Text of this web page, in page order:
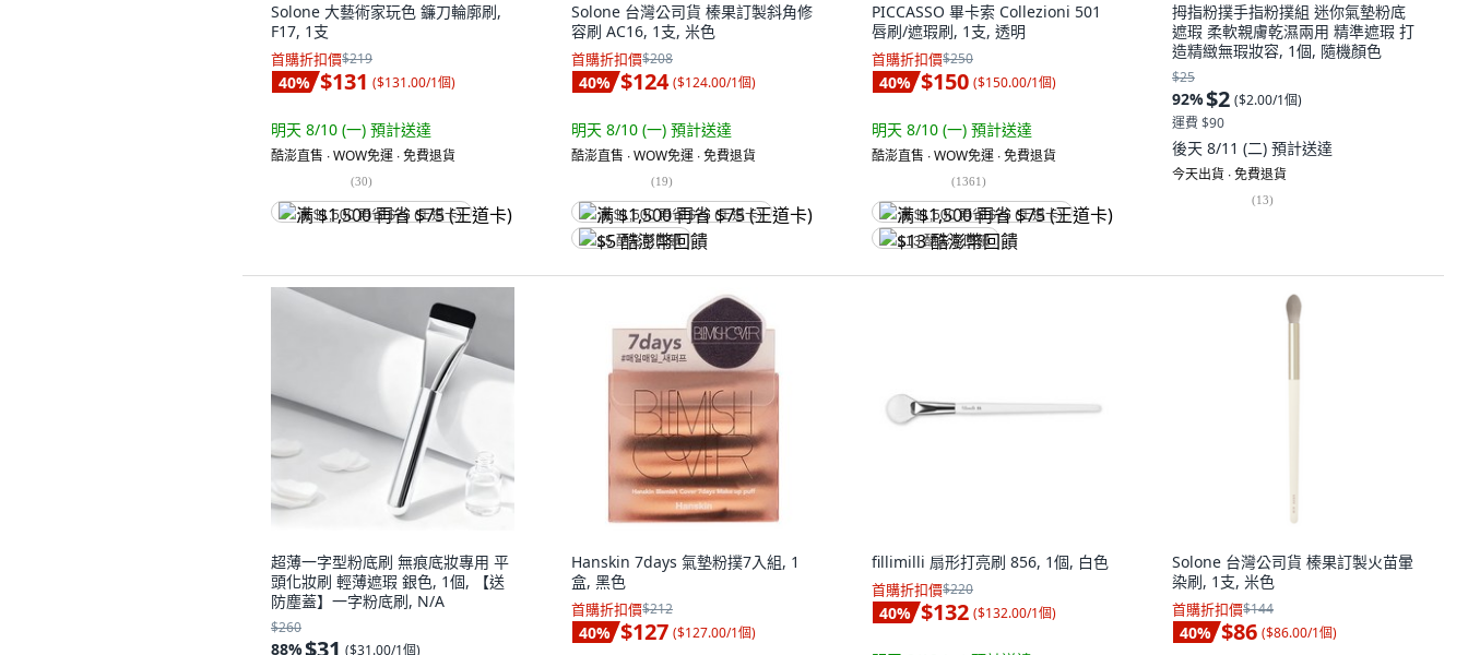
Solone 大藝術家玩色 鐮刀輪廓刷,
F17, 1支
首購折扣價$219
40% $131 ($131.00/1個)
明天 8/10 (一) 預計送達
酷澎直售 ∙ WOW免運 ∙ 免費退貨
(30)
满 $1,500 再省 $75 (王道卡)
Solone 台灣公司貨 榛果訂製斜角修
容刷 AC16, 1支, 米色
首購折扣價$208
40% $124 ($124.00/1個)
明天 8/10 (一) 預計送達
酷澎直售 ∙ WOW免運 ∙ 免費退貨
(19)
满 $1,500 再省 $75 (王道卡)
$5 酷澎幣回饋
PICCASSO 畢卡索 Collezioni 501
唇刷/遮瑕刷, 1支, 透明
首購折扣價$250
40% $150 ($150.00/1個)
明天 8/10 (一) 預計送達
酷澎直售 ∙ WOW免運 ∙ 免費退貨
(1361)
满 $1,500 再省 $75 (王道卡)
$13 酷澎幣回饋
拇指粉撲手指粉撲組 迷你氣墊粉底
遮瑕 柔軟親膚乾濕兩用 精準遮瑕 打
造精緻無瑕妝容, 1個, 隨機顏色
$25
92%$2 ($2.00/1個)
運費 $90
後天 8/11 (二) 預計送達
今天出貨 ∙ 免費退貨
(13)
超薄一字型粉底刷 無痕底妝專用 平
頭化妝刷 輕薄遮瑕 銀色, 1個, 【送
防塵蓋】一字粉底刷, N/A
$260
88%$31 ($31.00/1個)
Hanskin 7days 氣墊粉撲7入組, 1
盒, 黑色
首購折扣價$212
40% $127 ($127.00/1個)
fillimilli 扇形打亮刷 856, 1個, 白色
首購折扣價$220
40% $132 ($132.00/1個)
Solone 台灣公司貨 榛果訂製火苗暈
染刷, 1支, 米色
首購折扣價$144
40% $86 ($86.00/1個)